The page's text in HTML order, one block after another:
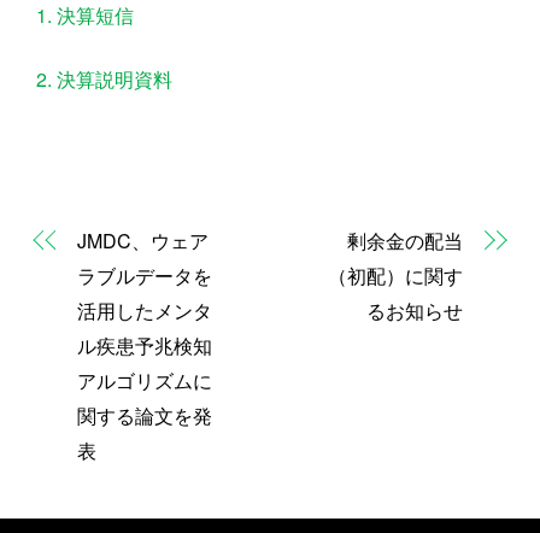
1. 決算短信
2. 決算説明資料
JMDC、ウェア
ラブルデータを
活用したメンタ
ル疾患予兆検知
アルゴリズムに
関する論文を発
表
剰余金の配当
（初配）に関す
るお知らせ